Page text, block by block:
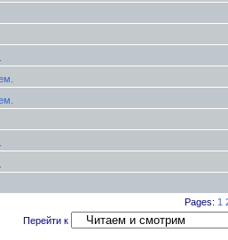
Pages: 1
Перейти к